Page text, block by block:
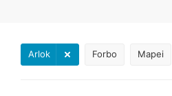
Arlok Forbo Mapei